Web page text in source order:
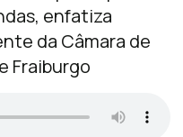
enfatiza
da Câmara de
Fraiburgo